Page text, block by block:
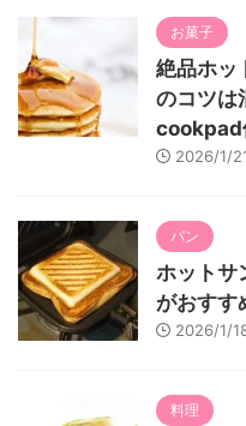
お菓子
絶品ホッ
のコツは
cookpad
2026/1/
パン
ホットサ
がおすす
2026/1/
料理